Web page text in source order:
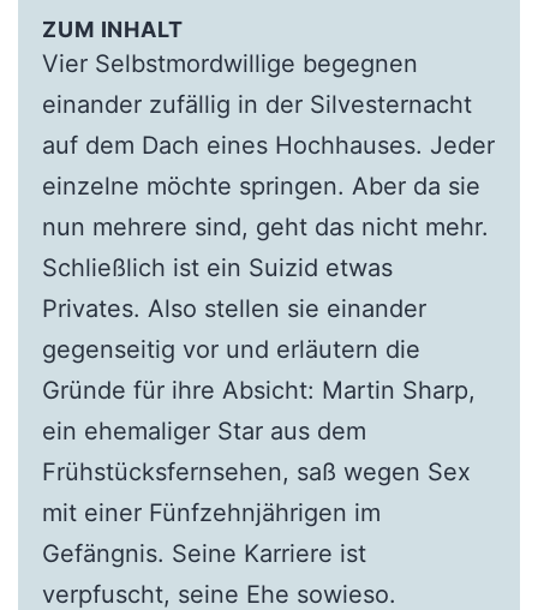
ZUM INHALT
Vier Selbstmordwillige begegnen
einander zufällig in der Silvesternacht
auf dem Dach eines Hochhauses. Jeder
einzelne möchte springen. Aber da sie
nun mehrere sind, geht das nicht mehr.
Schließlich ist ein Suizid etwas
Privates. Also stellen sie einander
gegenseitig vor und erläutern die
Gründe für ihre Absicht: Martin Sharp,
ein ehemaliger Star aus dem
Frühstücksfernsehen, saß wegen Sex
mit einer Fünfzehnjährigen im
Gefängnis. Seine Karriere ist
verpfuscht, seine Ehe sowieso.